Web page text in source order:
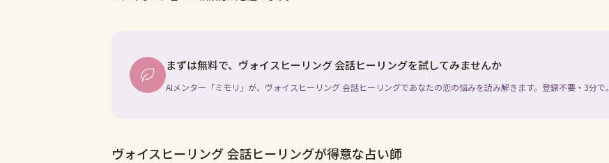
まずは無料で、ヴォイスヒーリング 会話ヒーリングを試してみませんか
AIメンター「ミモリ」が、ヴォイスヒーリング 会話ヒーリングであなたの恋の悩みを読み解きます。登録不要・3分で。
ヴォイスヒーリング 会話ヒーリングが得意な占い師